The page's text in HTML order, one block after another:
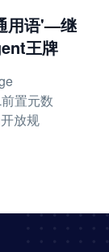
用语'—继
王牌
置元数
放规